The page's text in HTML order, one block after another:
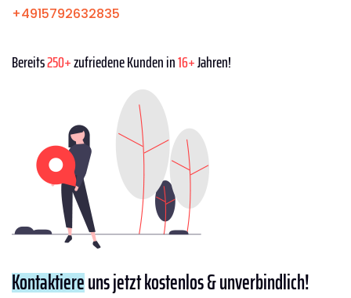
+4915792632835
Bereits250+zufriedene Kunden in16+Jahren!
Kontaktiereuns jetzt kostenlos & unverbindlich!